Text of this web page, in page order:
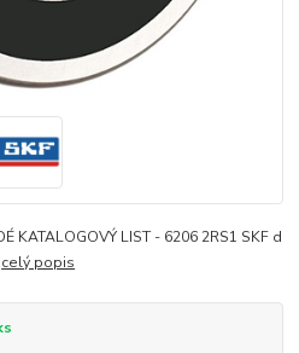
KATALOGOVÝ LIST - 6206 2RS1 SKF d
celý popis